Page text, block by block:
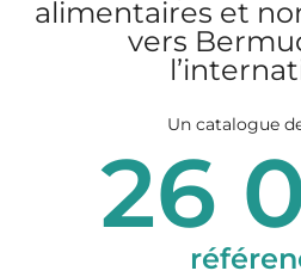
alimentaires et
vers
Un catalogue
26